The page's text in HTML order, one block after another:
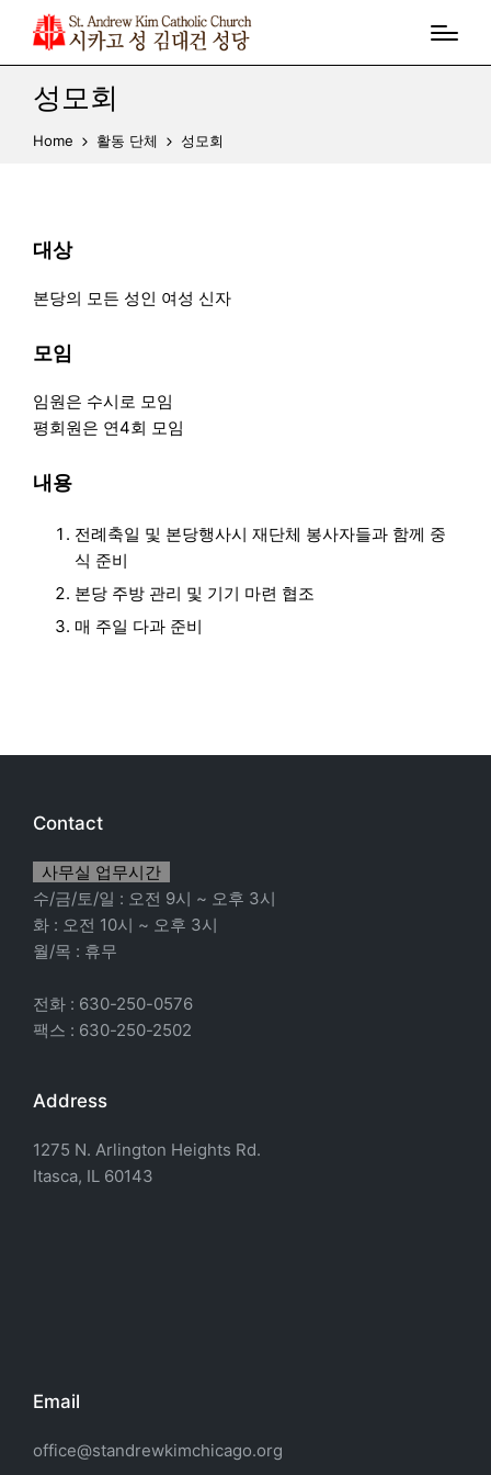
성모회
Home 활동 단체 성모회
대상
본당의 모든 성인 여성 신자
모임
임원은 수시로 모임
평회원은 연4회 모임
내용
전례축일 및 본당행사시 재단체 봉사자들과 함께 중
식 준비
본당 주방 관리 및 기기 마련 협조
매 주일 다과 준비
Contact
사무실 업무시간
수/금/토/일 : 오전 9시 ~ 오후 3시
화 : 오전 10시 ~ 오후 3시
월/목 : 휴무
전화 : 630-250-0576
팩스 : 630-250-2502
Address
1275 N. Arlington Heights Rd.
Itasca, IL 60143
Email
office@standrewkimchicago.org